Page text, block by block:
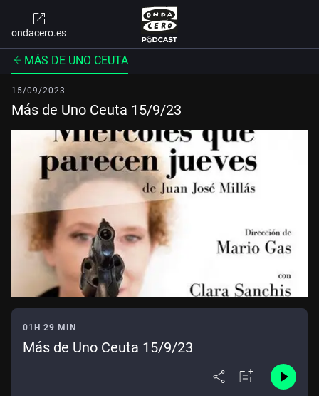
ondacero.es
MÁS DE UNO CEUTA
15/09/2023
Más de Uno Ceuta 15/9/23
01H 29 MIN
Más de Uno Ceuta 15/9/23